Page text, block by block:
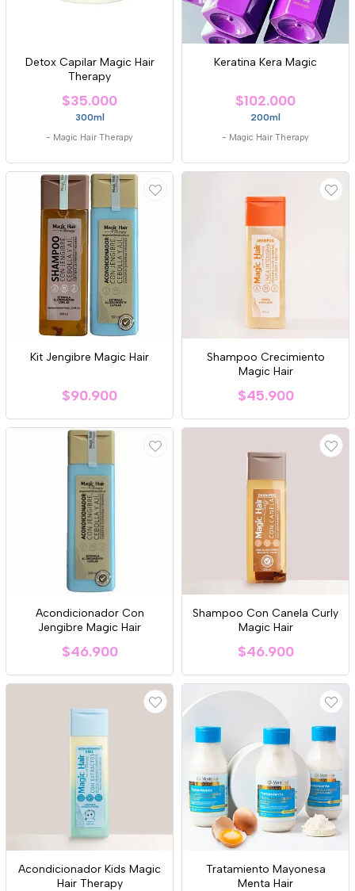
Detox Capilar Magic Hair
Therapy
$35.000
300ml
- Magic Hair Therapy
Keratina Kera Magic
$102.000
200ml
- Magic Hair Therapy
Kit Jengibre Magic Hair
$90.900
Shampoo Crecimiento
Magic Hair
$45.900
Acondicionador Con
Jengibre Magic Hair
$46.900
Shampoo Con Canela Curly
Magic Hair
$46.900
Acondicionador Kids Magic
Hair Therapy
Tratamiento Mayonesa
Menta Hair